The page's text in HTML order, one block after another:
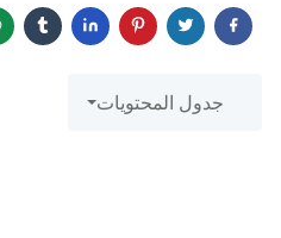
جدول المحتويات